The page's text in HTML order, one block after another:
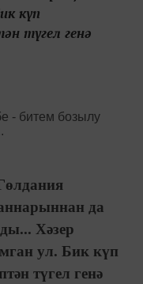
күп
түгел генә
да
Хәзер
ул. Бик күп
түгел генә